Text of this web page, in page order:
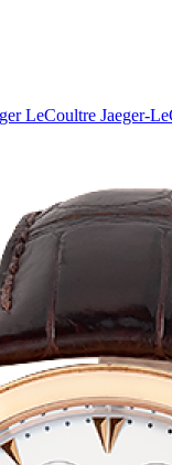
LeCoultre Jaeger-